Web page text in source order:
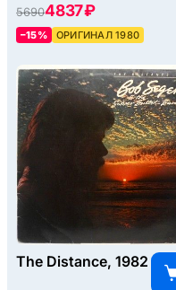
56904837 ₽
–15% ОРИГИНАЛ 1980
The Distance, 1982